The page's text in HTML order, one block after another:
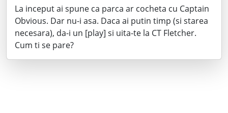
La inceput ai spune ca parca ar cocheta cu Captain
Obvious. Dar nu-i asa. Daca ai putin timp (si starea
necesara), da-i un [play] si uita-te la CT Fletcher.
Cum ti se pare?